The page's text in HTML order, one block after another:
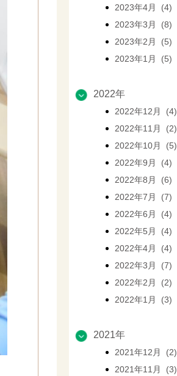
2023年4月 (4)
2023年3月 (8)
2023年2月 (5)
2023年1月 (5)
2022年
2022年12月 (4)
2022年11月 (2)
2022年10月 (5)
2022年9月 (4)
2022年8月 (6)
2022年7月 (7)
2022年6月 (4)
2022年5月 (4)
2022年4月 (4)
2022年3月 (7)
2022年2月 (2)
2022年1月 (3)
2021年
2021年12月 (2)
2021年11月 (3)